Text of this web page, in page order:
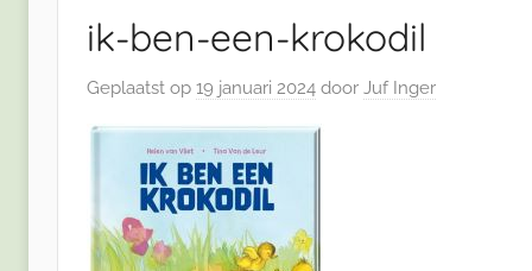
ik-ben-een-krokodil
Geplaatst op 19 januari 2024 door Juf Inger